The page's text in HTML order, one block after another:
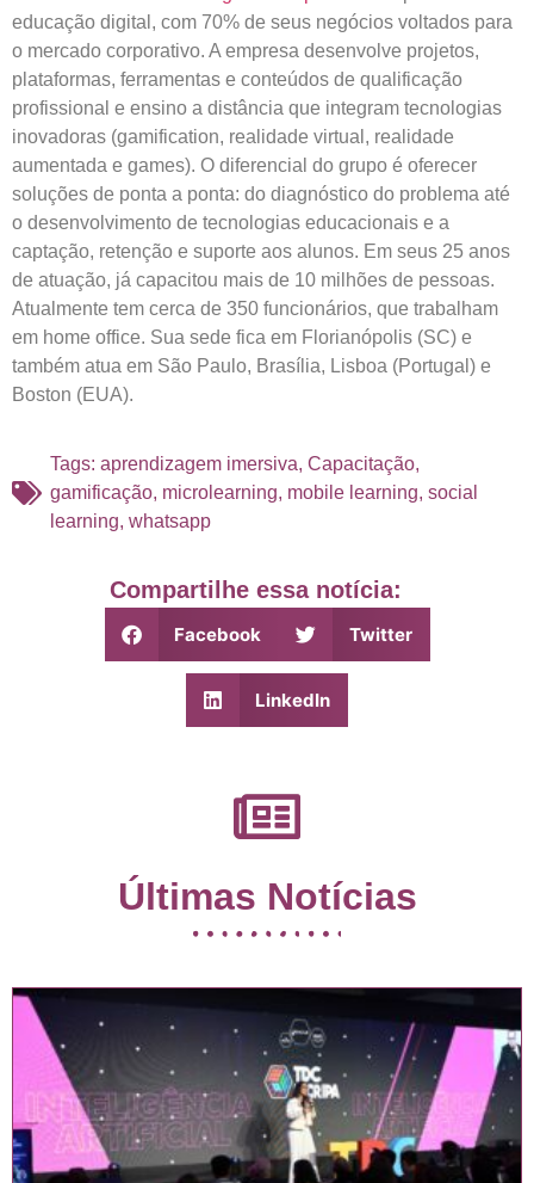
educação digital, com 70% de seus negócios voltados para
o mercado corporativo. A empresa desenvolve projetos,
plataformas, ferramentas e conteúdos de qualificação
profissional e ensino a distância que integram tecnologias
inovadoras (gamification, realidade virtual, realidade
aumentada e games). O diferencial do grupo é oferecer
soluções de ponta a ponta: do diagnóstico do problema até
o desenvolvimento de tecnologias educacionais e a
captação, retenção e suporte aos alunos. Em seus 25 anos
de atuação, já capacitou mais de 10 milhões de pessoas.
Atualmente tem cerca de 350 funcionários, que trabalham
em home office. Sua sede fica em Florianópolis (SC) e
também atua em São Paulo, Brasília, Lisboa (Portugal) e
Boston (EUA).
Tags: aprendizagem imersiva, Capacitação,
gamificação, microlearning, mobile learning, social
learning, whatsapp
Compartilhe essa notícia:
Facebook Twitter
LinkedIn
Últimas Notícias